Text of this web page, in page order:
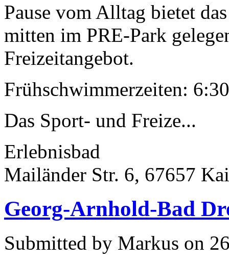
Pause vom Alltag bietet
mitten im PRE-Park
Freizeitangebot.
Frühschwimmerzeiten:
Das Sport- und Freize...
Erlebnisbad
Mailänder Str. 6, 67657
Georg-Arnhold-Bad
Submitted by Markus on